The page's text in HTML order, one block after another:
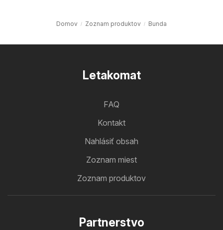
Domov Zoznam produktov Bunda
Letakomat
FAQ
Kontakt
Nahlásiť obsah
Zoznam miest
Zoznam produktov
Partnerstvo